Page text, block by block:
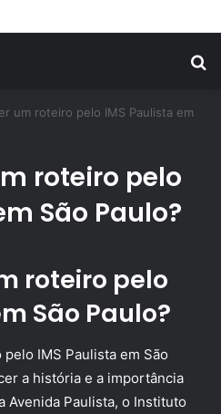
um roteiro pelo IMS Paulista em
roteiro pelo
São Paulo?
roteiro pelo
São Paulo?
IMS Paulista em São
a história e a importância
Avenida Paulista, o Instituto